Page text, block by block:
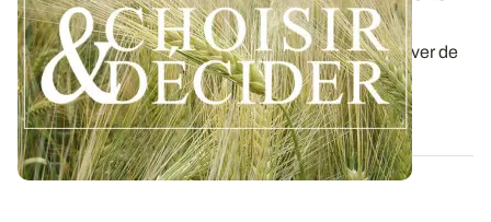
pour les semis 2026
Retrouvez nos préconisations 2026/2027 pour cultiver de
l'orge d'hiver en Normandie dans...
06 AOÛT 2026